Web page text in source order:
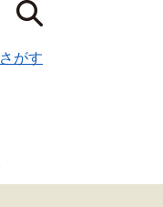
さがす